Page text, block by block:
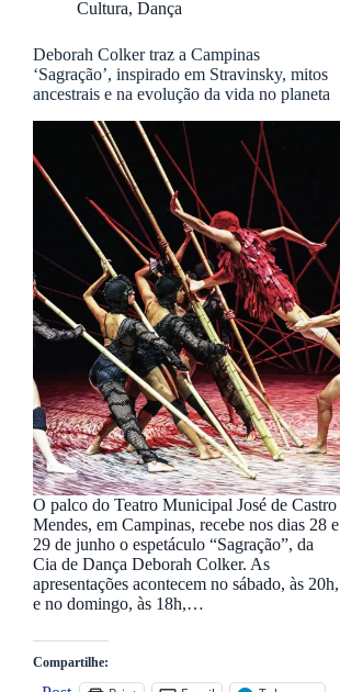
Cultura, Dança
Deborah Colker traz a Campinas
‘Sagração’, inspirado em Stravinsky, mitos
ancestrais e na evolução da vida no planeta
O palco do Teatro Municipal José de Castro
Mendes, em Campinas, recebe nos dias 28 e
29 de junho o espetáculo “Sagração”, da
Cia de Dança Deborah Colker. As
apresentações acontecem no sábado, às 20h,
e no domingo, às 18h,…
Compartilhe: